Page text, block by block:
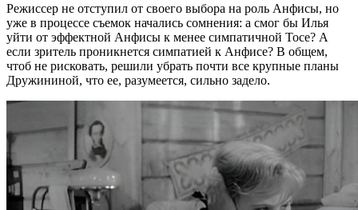
Режиссер не отступил от своего выбора на роль Анфисы, но
уже в процессе съемок начались сомнения: а смог бы Илья
уйти от эффектной Анфисы к менее симпатичной Тосе? А
если зритель проникнется симпатией к Анфисе? В общем,
чтоб не рисковать, решили убрать почти все крупные планы
Дружининой, что ее, разумеется, сильно задело.